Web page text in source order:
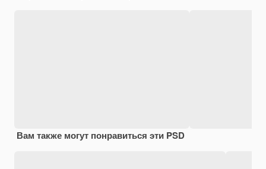
Вам также могут понравиться эти PSD